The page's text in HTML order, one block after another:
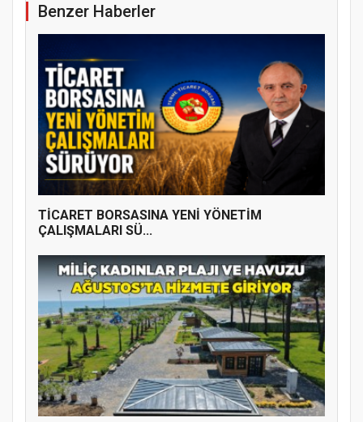
Benzer Haberler
TİCARET BORSASINA YENİ YÖNETİM
ÇALIŞMALARI SÜ...